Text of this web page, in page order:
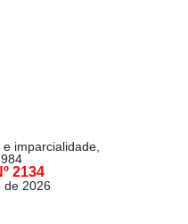
imparcialidade,
2134
de 2026